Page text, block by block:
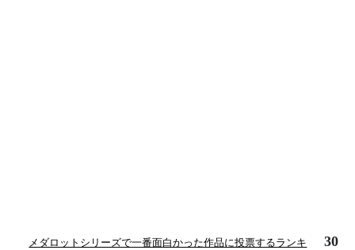
メダロットシリーズで一番面白かった作品に投票するランキ
30